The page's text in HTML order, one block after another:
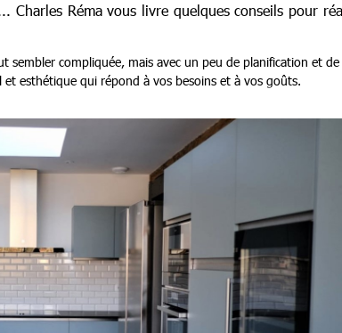
Charles Réma vous livre quelques conseils pour
sembler compliquée, mais avec un peu de planification et de
esthétique qui répond à vos besoins et à vos goûts.